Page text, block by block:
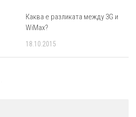
Каква е разликата между 3G и
WiMax?
18.10.2015